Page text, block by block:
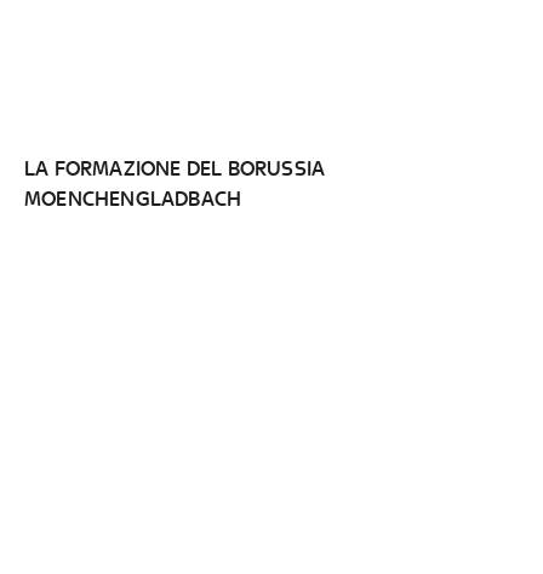
LA FORMAZIONE DEL BORUSSIA
MOENCHENGLADBACH